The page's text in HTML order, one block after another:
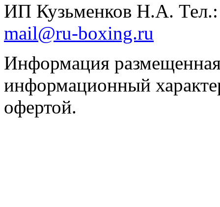
ИП Кузьменков Н.А.
mail@ru-boxing.ru
Информация
информационный
офертой.